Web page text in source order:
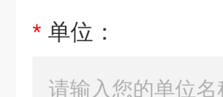
* 单位：